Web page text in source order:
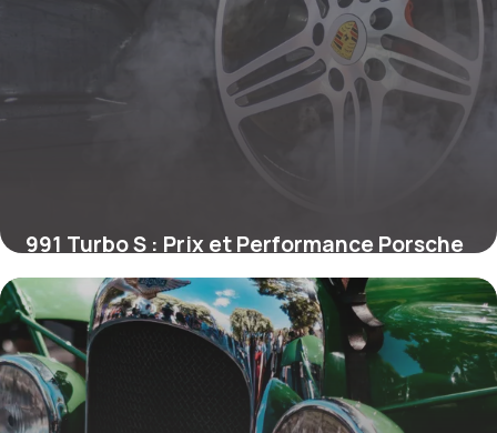
991 Turbo S : Prix et Performance Porsche
28 mai 2026